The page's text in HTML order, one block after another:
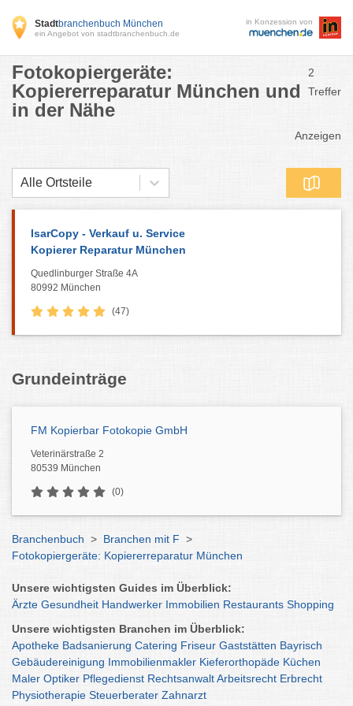
Stadtbranchenbuch München
ein Angebot von stadtbranchenbuch.de
in Konzession von
Fotokopiergeräte:
Kopiererreparatur München und
in der Nähe
2
Treffer
Anzeigen
Alle Ortsteile
IsarCopy - Verkauf u. Service
Kopierer Reparatur München
Quedlinburger Straße 4A
80992 München
(47)
Grundeinträge
FM Kopierbar Fotokopie GmbH
Veterinärstraße 2
80539 München
(0)
Branchenbuch > Branchen mit F >
Fotokopiergeräte: Kopiererreparatur München
Unsere wichtigsten Guides im Überblick:
Ärzte Gesundheit Handwerker Immobilien Restaurants Shopping
Unsere wichtigsten Branchen im Überblick:
Apotheke Badsanierung Catering Friseur Gaststätten Bayrisch
Gebäudereinigung Immobilienmakler Kieferorthopäde Küchen
Maler Optiker Pflegedienst RechtsanwaltArbeitsrecht Erbrecht
Physiotherapie Steuerberater Zahnarzt